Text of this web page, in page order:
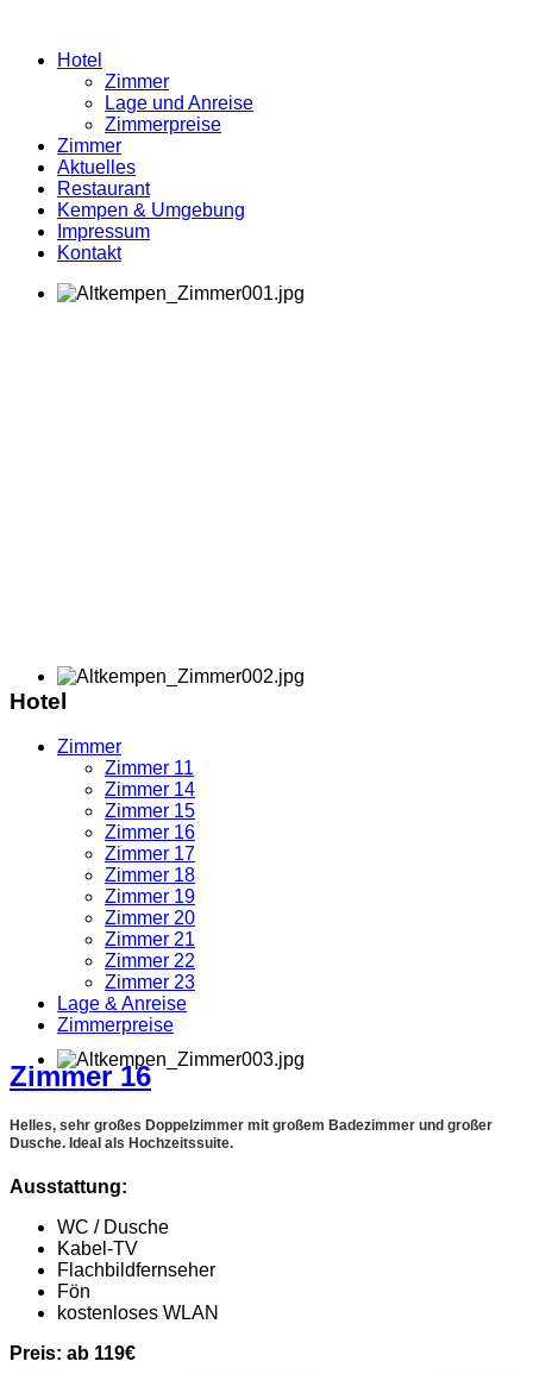
Hotel
Zimmer
Lage und Anreise
Zimmerpreise
Zimmer
Aktuelles
Restaurant
Kempen & Umgebung
Impressum
Kontakt
Hotel
Zimmer
Zimmer 11
Zimmer 14
Zimmer 15
Zimmer 16
Zimmer 17
Zimmer 18
Zimmer 19
Zimmer 20
Zimmer 21
Zimmer 22
Zimmer 23
Lage & Anreise
Zimmerpreise
Zimmer 16
Helles, sehr großes Doppelzimmer mit großem Badezimmer und großer
Dusche. Ideal als Hochzeitssuite.
Ausstattung:
WC / Dusche
Kabel-TV
Flachbildfernseher
Fön
kostenloses WLAN
Preis: ab 119€